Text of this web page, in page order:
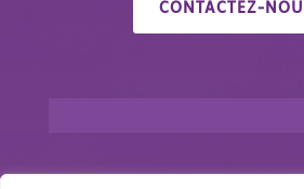
CONTACTEZ-